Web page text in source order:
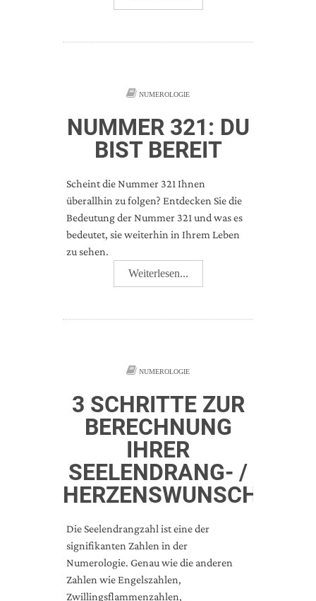
NUMEROLOGIE
NUMMER 321: DU
BIST BEREIT
Scheint die Nummer 321 Ihnen
überallhin zu folgen? Entdecken Sie die
Bedeutung der Nummer 321 und was es
bedeutet, sie weiterhin in Ihrem Leben
zu sehen.
Weiterlesen...
NUMEROLOGIE
3 SCHRITTE ZUR
BERECHNUNG
IHRER
SEELENDRANG- /
HERZENSWUNSCHZAHL
Die Seelendrangzahl ist eine der
signifikanten Zahlen in der
Numerologie. Genau wie die anderen
Zahlen wie Engelszahlen,
Zwillingsflammenzahlen,